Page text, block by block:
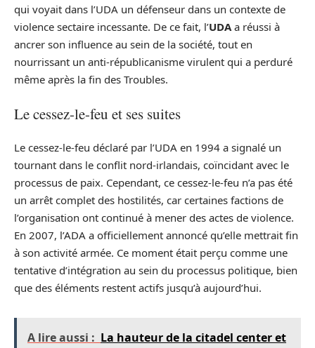
qui voyait dans l’UDA un défenseur dans un contexte de
violence sectaire incessante. De ce fait, l’UDAa réussi à
ancrer son influence au sein de la société, tout en
nourrissant un anti-républicanisme virulent qui a perduré
même après la fin des Troubles.
Le cessez-le-feu et ses suites
Le cessez-le-feu déclaré par l’UDA en 1994 a signalé un
tournant dans le conflit nord-irlandais, coïncidant avec le
processus de paix. Cependant, ce cessez-le-feu n’a pas été
un arrêt complet des hostilités, car certaines factions de
l’organisation ont continué à mener des actes de violence.
En 2007, l’ADA a officiellement annoncé qu’elle mettrait fin
à son activité armée. Ce moment était perçu comme une
tentative d’intégration au sein du processus politique, bien
que des éléments restent actifs jusqu’à aujourd’hui.
A lire aussi : La hauteur de la citadel center et